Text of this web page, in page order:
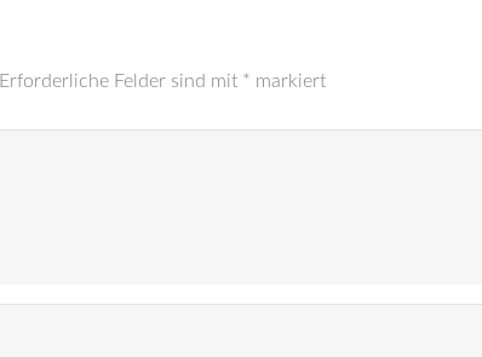
Erforderliche Felder sind mit * markiert